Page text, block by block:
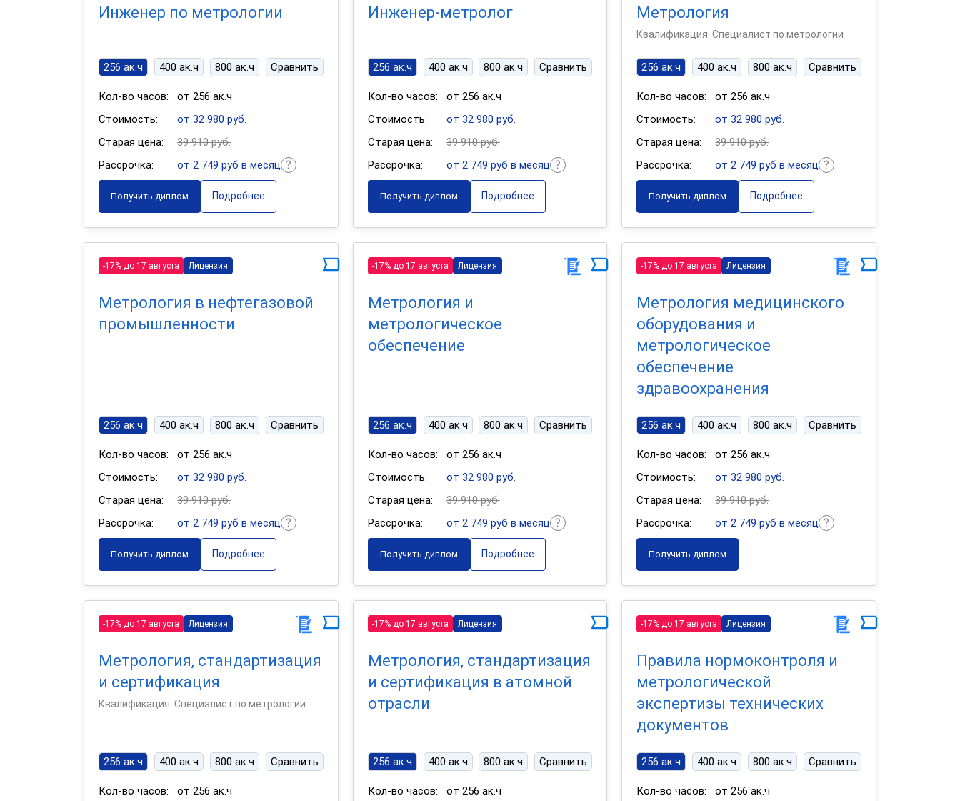
Инженер по метрологии
256 ак.ч 400 ак.ч 800 ак.ч Сравнить
Кол-во часов:
от 256 ак.ч
Стоимость:
от 32 980 руб.
Старая цена:
39 910 руб.
Рассрочка:
от 2 749 руб в месяц
Получить диплом Подробнее
Инженер-метролог
256 ак.ч 400 ак.ч 800 ак.ч Сравнить
Кол-во часов:
от 256 ак.ч
Стоимость:
от 32 980 руб.
Старая цена:
39 910 руб.
Рассрочка:
от 2 749 руб в месяц
Получить диплом Подробнее
Метрология
Квалификация: Специалист по метрологии
256 ак.ч 400 ак.ч 800 ак.ч Сравнить
Кол-во часов:
от 256 ак.ч
Стоимость:
от 32 980 руб.
Старая цена:
39 910 руб.
Рассрочка:
от 2 749 руб в месяц
Получить диплом Подробнее
-17% до 17 августа Лицензия
Метрология в нефтегазовой
промышленности
256 ак.ч 400 ак.ч 800 ак.ч Сравнить
Кол-во часов:
от 256 ак.ч
Стоимость:
от 32 980 руб.
Старая цена:
39 910 руб.
Рассрочка:
от 2 749 руб в месяц
Получить диплом Подробнее
-17% до 17 августа Лицензия
Метрология и
метрологическое
обеспечение
256 ак.ч 400 ак.ч 800 ак.ч Сравнить
Кол-во часов:
от 256 ак.ч
Стоимость:
от 32 980 руб.
Старая цена:
39 910 руб.
Рассрочка:
от 2 749 руб в месяц
Получить диплом Подробнее
-17% до 17 августа Лицензия
Метрология медицинского
оборудования и
метрологическое
обеспечение
здравоохранения
256 ак.ч 400 ак.ч 800 ак.ч Сравнить
Кол-во часов:
от 256 ак.ч
Стоимость:
от 32 980 руб.
Старая цена:
39 910 руб.
Рассрочка:
от 2 749 руб в месяц
Получить диплом
-17% до 17 августа Лицензия
Метрология, стандартизация
и сертификация
Квалификация: Специалист по метрологии
256 ак.ч 400 ак.ч 800 ак.ч Сравнить
Кол-во часов:
от 256 ак.ч
-17% до 17 августа Лицензия
Метрология, стандартизация
и сертификация в атомной
отрасли
256 ак.ч 400 ак.ч 800 ак.ч Сравнить
Кол-во часов:
от 256 ак.ч
-17% до 17 августа Лицензия
Правила нормоконтроля и
метрологической
экспертизы технических
документов
256 ак.ч 400 ак.ч 800 ак.ч Сравнить
Кол-во часов:
от 256 ак.ч